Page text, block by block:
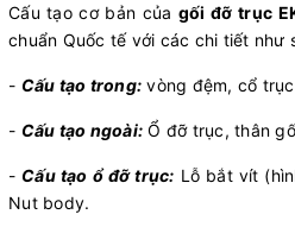
Cấu tạo cơ bản của gối đỡ trục
chuẩn Quốc tế với các chi tiết như
- Cấu tạo trong: vòng đệm, cổ
- Cấu tạo ngoài: Ổ đỡ trục, thân
- Cấu tạo ổ đỡ trục: Lỗ bắt vít
Nut body.